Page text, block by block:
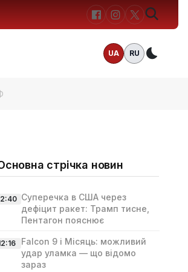
UA RU
стрічка новин
Суперечка в США через
дефіцит ракет: Трамп тисне,
Пентагон пояснює
Falcon 9 і Місяць: можливий
удар уламка — що відомо
зараз